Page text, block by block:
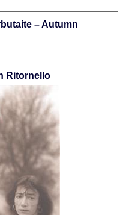
– Autumn
Ritornello